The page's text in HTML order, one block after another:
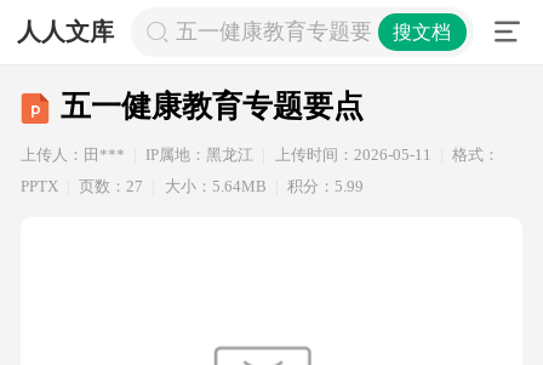
人人文库 五一健康教育专题要点搜文档
五一健康教育专题要点
上传人：田*** IP属地：黑龙江 上传时间：2026-05-11
格式：
PPTX
页数：27 大小：5.64MB 积分：5.99